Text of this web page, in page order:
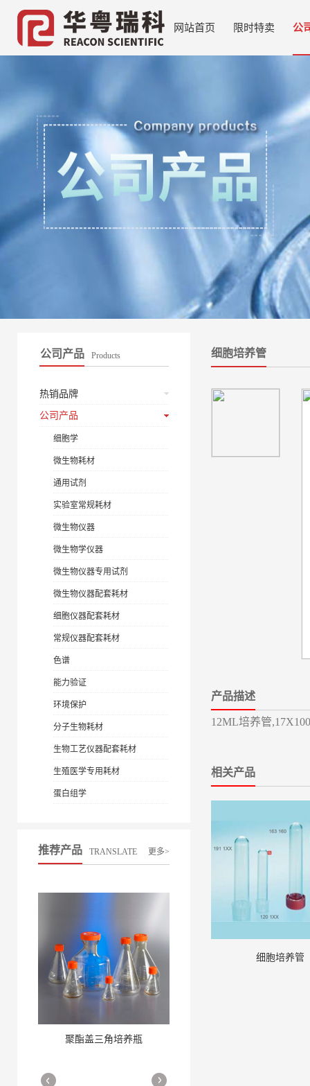
网站首页 限时特卖 公
公司产品 Products
热销品牌
公司产品
细胞学
微生物耗材
通用试剂
实验室常规耗材
微生物仪器
微生物学仪器
微生物仪器专用试剂
微生物仪器配套耗材
细胞仪器配套耗材
常规仪器配套耗材
色谱
能力验证
环境保护
分子生物耗材
生物工艺仪器配套耗材
生殖医学专用耗材
蛋白组学
推荐产品 TRANSLATE 更多>
聚酯盖三角培养瓶
细胞培养管
产品描述
12ML培养管
相关产品
细胞培养管